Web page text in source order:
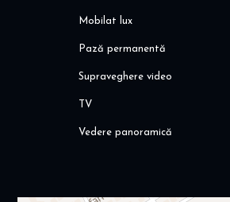
Mobilat lux
Pază permanentă
Supraveghere video
TV
Vedere panoramică